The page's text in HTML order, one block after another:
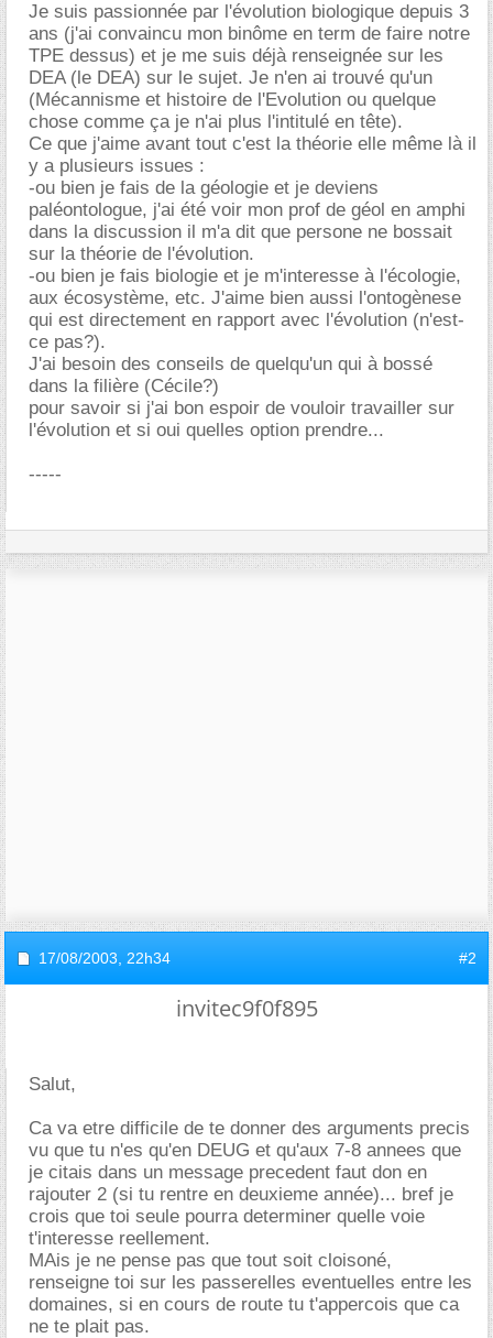
Je suis passionnée par l'évolution biologique depuis 3
ans (j'ai convaincu mon binôme en term de faire notre
TPE dessus) et je me suis déjà renseignée sur les
DEA (le DEA) sur le sujet. Je n'en ai trouvé qu'un
(Mécannisme et histoire de l'Evolution ou quelque
chose comme ça je n'ai plus l'intitulé en tête).
Ce que j'aime avant tout c'est la théorie elle même là il
y a plusieurs issues :
-ou bien je fais de la géologie et je deviens
paléontologue, j'ai été voir mon prof de géol en amphi
dans la discussion il m'a dit que persone ne bossait
sur la théorie de l'évolution.
-ou bien je fais biologie et je m'interesse à l'écologie,
aux écosystème, etc. J'aime bien aussi l'ontogènese
qui est directement en rapport avec l'évolution (n'est-
ce pas?).
J'ai besoin des conseils de quelqu'un qui à bossé
dans la filière (Cécile?)
pour savoir si j'ai bon espoir de vouloir travailler sur
l'évolution et si oui quelles option prendre...
-----
17/08/2003, 22h34 #2
invitec9f0f895
Salut,
Ca va etre difficile de te donner des arguments precis
vu que tu n'es qu'en DEUG et qu'aux 7-8 annees que
je citais dans un message precedent faut don en
rajouter 2 (si tu rentre en deuxieme année)... bref je
crois que toi seule pourra determiner quelle voie
t'interesse reellement.
MAis je ne pense pas que tout soit cloisoné,
renseigne toi sur les passerelles eventuelles entre les
domaines, si en cours de route tu t'appercois que ca
ne te plait pas.